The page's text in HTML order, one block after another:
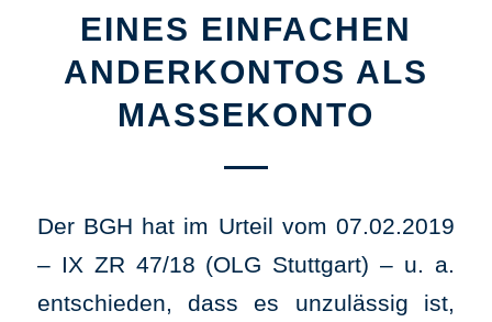
EINES EINFACHEN
ANDERKONTOS ALS
MASSEKONTO
Der BGH hat im Urteil vom 07.02.2019
– IX ZR 47/18 (OLG Stuttgart) – u. a.
entschieden, dass es unzulässig ist,